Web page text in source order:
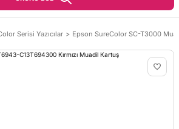
Serisi Yazıcılar Epson SureColor SC-T3000